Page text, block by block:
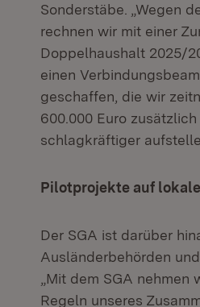
Sonderstäbe. „Wegen
rechnen wir mit einer
Doppelhaushalt 2025/
einen
geschaffen, die wir
600.000 Euro
schlagkräftiger
Pilotprojekte auf
Der SGA ist darüber
Ausländerbehörden
„Mit dem SGA
Regeln unseres